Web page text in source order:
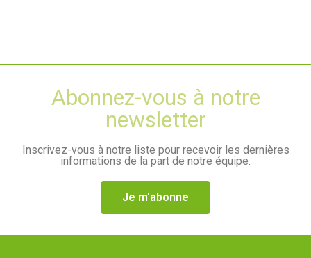
Abonnez-vous à notre
newsletter
Inscrivez-vous à notre liste pour recevoir les dernières
informations de la part de notre équipe.
Je m'abonne